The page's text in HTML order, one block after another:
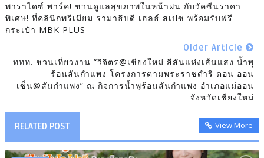
พาราไดซ์ พาร์ค! ชวนดูแลสุขภาพในหน้าฝน กับวัคซีนราคา
พิเศษ! ที่คลินิกพรีเมียม รามาธิบดี เฮลธ์ สเปซ พร้อมรับฟรี
กระเป๋า MBK PLUS
Older Article
ททท. ชวนเที่ยวงาน “วิจิตร@เชียงใหม่ สีสันแห่งเส้นแสง น้ำพุ
ร้อนสันกำแพง โครงการตามพระราชดำริ ตอน ออน
เซ็น@สันกำแพง” ณ กิจการน้ำพุร้อนสันกำแพง อำเภอแม่ออน
จังหวัดเชียงใหม่
RELATED POST View More